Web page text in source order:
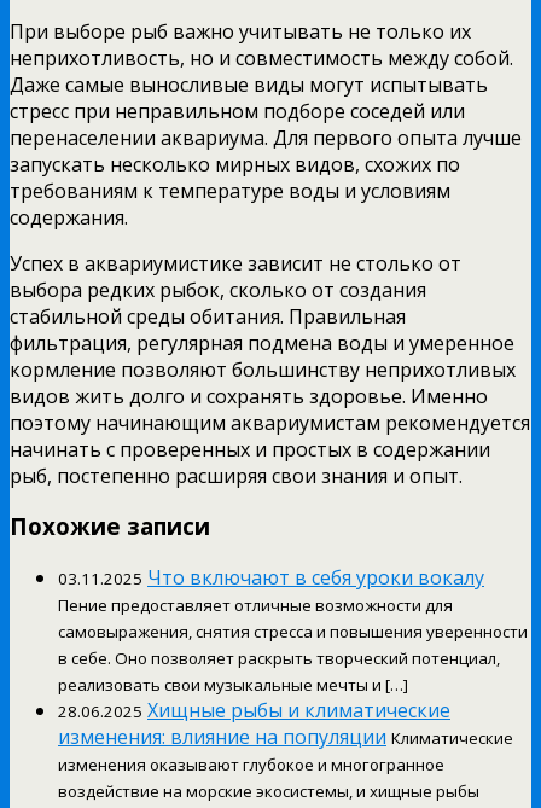
При выборе рыб важно учитывать не только их
неприхотливость, но и совместимость между собой.
Даже самые выносливые виды могут испытывать
стресс при неправильном подборе соседей или
перенаселении аквариума. Для первого опыта лучше
запускать несколько мирных видов, схожих по
требованиям к температуре воды и условиям
содержания.
Успех в аквариумистике зависит не столько от
выбора редких рыбок, сколько от создания
стабильной среды обитания. Правильная
фильтрация, регулярная подмена воды и умеренное
кормление позволяют большинству неприхотливых
видов жить долго и сохранять здоровье. Именно
поэтому начинающим аквариумистам рекомендуется
начинать с проверенных и простых в содержании
рыб, постепенно расширяя свои знания и опыт.
Похожие записи
03.11.2025 Что включают в себя уроки вокалу
Пение предоставляет отличные возможности для
самовыражения, снятия стресса и повышения уверенности
в себе. Оно позволяет раскрыть творческий потенциал,
реализовать свои музыкальные мечты и […]
28.06.2025 Хищные рыбы и климатические
изменения: влияние на популяции Климатические
изменения оказывают глубокое и многогранное
воздействие на морские экосистемы, и хищные рыбы